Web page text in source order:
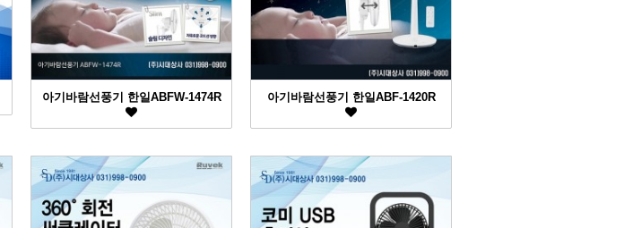
아기바람선풍기 한일ABFW-1474R 아기바람선풍기 한일ABF-1420R